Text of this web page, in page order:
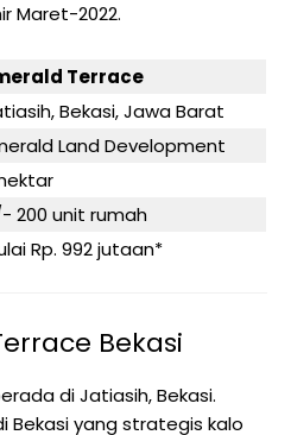
Maret-2022.
Terrace
Bekasi, Jawa Barat
Land Development
200 unit rumah
Rp. 992 jutaan*
Bekasi
di Jatiasih, Bekasi.
Bekasi yang strategis kalo